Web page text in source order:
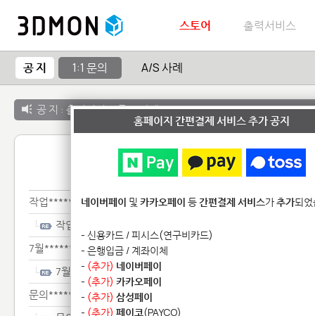
스토어 출력서비스
공 지 1:1 문의 A/S 사례
공 지 : 출력서비스 종료 안내
1:1 문
작업********
작업********
7월**************
7월**************
문의*****
홈페이지 간편결제 서비스 추가 공지
네이버페이 및 카카오페이 등간편결제 서비스가추가되
- 신용카드 / 피시스(연구비카드)
- 은행입금 / 계좌이체
- (추가) 네이버페이
- (추가) 카카오페이
- (추가) 삼성페이
- (추가) 페이코(PAYCO)